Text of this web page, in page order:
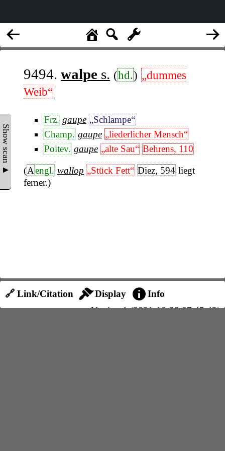
Show scan ▲
9494. walpe s. (hd.) „dummes
Weib“
Frz. gaupe „Schlampe“
Champ. gaupe „liederlicher Mensch“
Poitev. gaupe „alte Sau“ Behrens, 110
(Aengl. wallop „Stück Fett“ Diez, 594 liegt
ferner.)
🔗 Link/Citation Display
Info
Version 1 (2021-10-28 07:45:42)